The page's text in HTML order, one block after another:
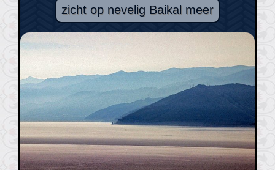
zicht op nevelig Baikal meer